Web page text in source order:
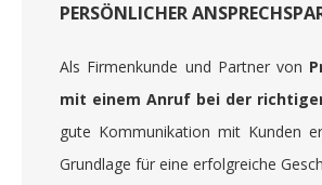
PERSÖNLICHER
Als Firmenkunde und Partner von
mit einem Anruf bei der
gute Kommunikation mit Kunden
Grundlage für eine erfolgreiche